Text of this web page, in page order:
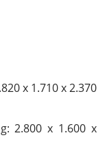
x 1.710 x 2.370
2.800 x 1.600 x